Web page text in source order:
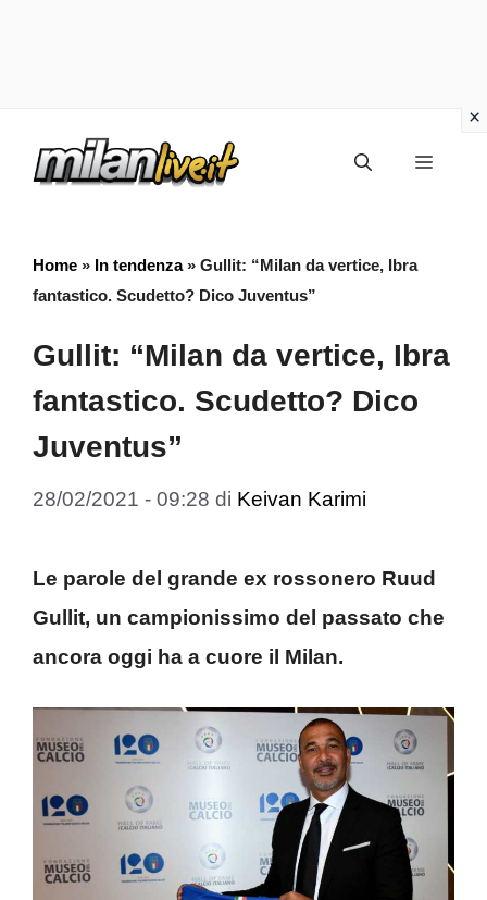
Menu
Home » In tendenza» Gullit: “Milan da vertice, Ibra
fantastico. Scudetto? Dico Juventus”
Gullit: “Milan da vertice, Ibra
fantastico. Scudetto? Dico
Juventus”
28/02/2021 - 09:28 di Keivan Karimi
Le parole del grande ex rossonero Ruud
Gullit, un campionissimo del passato che
ancora oggi ha a cuore il Milan.